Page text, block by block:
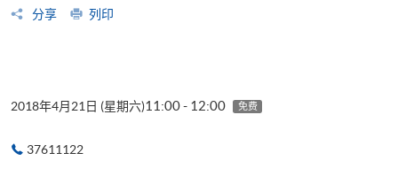
分享 列印
2018年4月21日 (星期六)11:00 - 12:00 免费
37611122